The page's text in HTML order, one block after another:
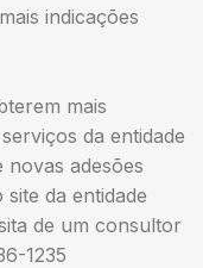
indicações
mais
da entidade
novas adesões
site da entidade
de um consultor
1235